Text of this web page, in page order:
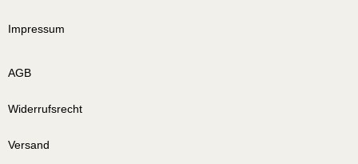
Impressum
AGB
Widerrufsrecht
Versand